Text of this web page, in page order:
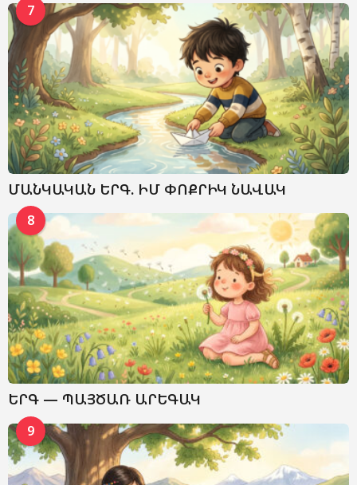
7
ՄԱՆԿԱԿԱՆ ԵՐԳ. ԻՄ ՓՈՔՐԻԿ ՆԱՎԱԿ
8
ԵՐԳ — ՊԱՅԾԱՌ ԱՐԵԳԱԿ
9